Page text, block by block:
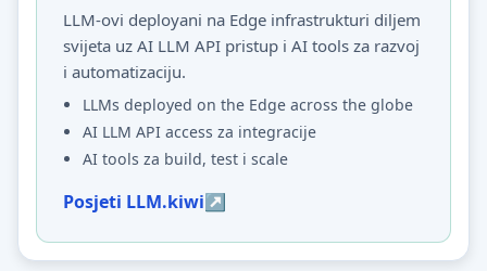
LLM-ovi deployani na Edge infrastrukturi diljem
svijeta uz AI LLM API pristup i AI tools za razvoj
i automatizaciju.
LLMs deployed on the Edge across the globe
AI LLM API access za integracije
AI tools za build, test i scale
Posjeti LLM.kiwi